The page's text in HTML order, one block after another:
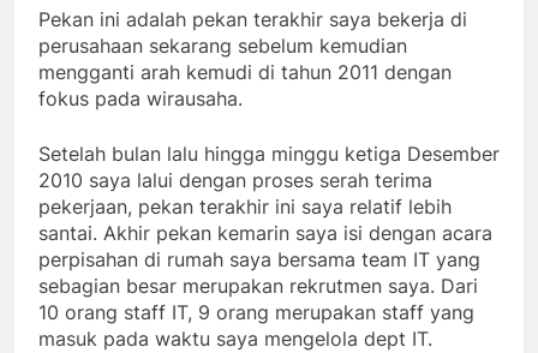
Pekan ini adalah pekan terakhir saya bekerja di
perusahaan sekarang sebelum kemudian
mengganti arah kemudi di tahun 2011 dengan
fokus pada wirausaha.
Setelah bulan lalu hingga minggu ketiga Desember
2010 saya lalui dengan proses serah terima
pekerjaan, pekan terakhir ini saya relatif lebih
santai. Akhir pekan kemarin saya isi dengan acara
perpisahan di rumah saya bersama team IT yang
sebagian besar merupakan rekrutmen saya. Dari
10 orang staff IT, 9 orang merupakan staff yang
masuk pada waktu saya mengelola dept IT.